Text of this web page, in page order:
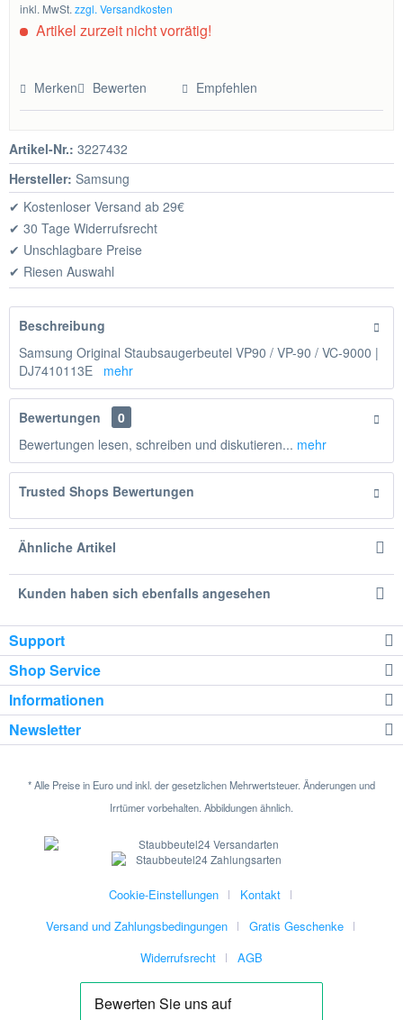
inkl. MwSt.zzgl. Versandkosten
Artikel zurzeit nicht vorrätig!
Merken Bewerten Empfehlen
Artikel-Nr.: 3227432
Hersteller: Samsung
✔ Kostenloser Versand ab 29€
✔ 30 Tage Widerrufsrecht
✔ Unschlagbare Preise
✔ Riesen Auswahl
Beschreibung
Samsung Original Staubsaugerbeutel VP90 / VP-90 / VC-9000 |
DJ7410113E mehr
Bewertungen
0
Bewertungen lesen, schreiben und diskutieren... mehr
Trusted Shops Bewertungen
Ähnliche Artikel
Kunden haben sich ebenfalls angesehen
Support
Shop Service
Informationen
Newsletter
* Alle Preise in Euro und inkl. der gesetzlichen Mehrwertsteuer. Änderungen und
Irrtümer vorbehalten. Abbildungen ähnlich.
Cookie-Einstellungen
Kontakt
Versand und Zahlungsbedingungen
Gratis Geschenke
Widerrufsrecht
AGB